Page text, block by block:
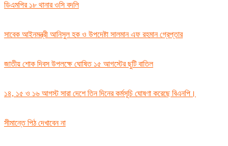
ডিএমপির ১৮ থানার ওসি বদলি
সাবেক আইনমন্ত্রী আনিসুল হক ও উপদেষ্টা সালমান এফ রহমান গ্রেপ্তার
জাতীয় শোক দিবস উপলক্ষে ঘোষিত ১৫ আগস্টের ছুটি বাতিল
১৪, ১৫ ও ১৬ আগস্ট সারা দেশে তিন দিনের কর্মসূচি ঘোষণা করেছে বিএনপি।
সীমান্তে পিঠ দেখাবেন না